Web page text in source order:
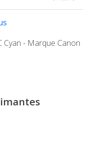
Cyan - Marque Canon